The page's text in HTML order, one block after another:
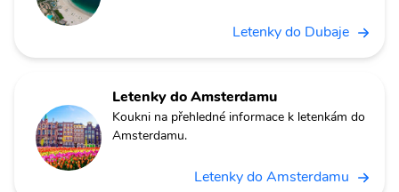
Letenky do Dubaje
Letenky do Amsterdamu
Koukni na přehledné informace k letenkám do
Amsterdamu.
Letenky do Amsterdamu